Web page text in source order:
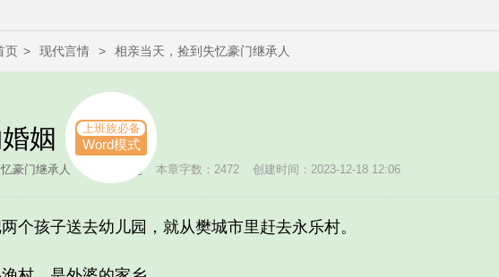
页 > 现代言情 > 相亲当天，捡到失忆豪门继承人
姻 上班族必备
Word模式
豪门继承人 鸿越 本章字数：2472 创建时间：2023-12-18 12:06
孩子送去幼儿园，就从樊城市里赶去永乐村。